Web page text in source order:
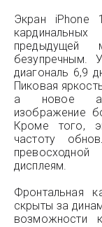
Экран iPhone
предыдущей
безупречным.
диагональ 6,9
Пиковая
а новое
изображение
Кроме того,
частоту
превосходной
дисплеям.
Фронтальная
скрыты за
возможности